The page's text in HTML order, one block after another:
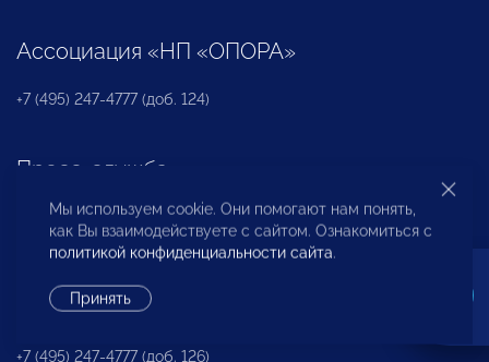
Ассоциация «НП «ОПОРА»
+7 (495) 247-4777 (доб. 124)
Пресс-служба
+7 (495) 247 4777 (доб. 115, 114, 113)
pressa@opora.ru
Международный отдел «ОПОРЫ РОССИИ»
+7 (495) 247-4777 (доб. 126)
Мы используем cookie. Они помогают нам понять,
как Вы взаимодействуете с сайтом. Ознакомиться с
политикой конфиденциальности сайта.
Принять